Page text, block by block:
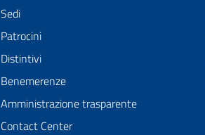
Sedi
Patrocini
Distintivi
Benemerenze
Amministrazione trasparente
Contact Center